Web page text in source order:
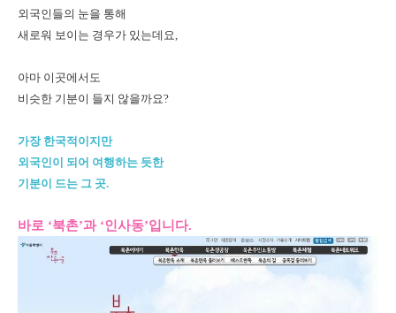
외국인들의 눈을 통해
새로워 보이는 경우가 있는데요,
아마 이곳에서도
비슷한 기분이 들지 않을까요?
가장 한국적이지만
외국인이 되어 여행하는 듯한
기분이 드는 그 곳.
바로 ‘북촌’과 ‘인사동’입니다.